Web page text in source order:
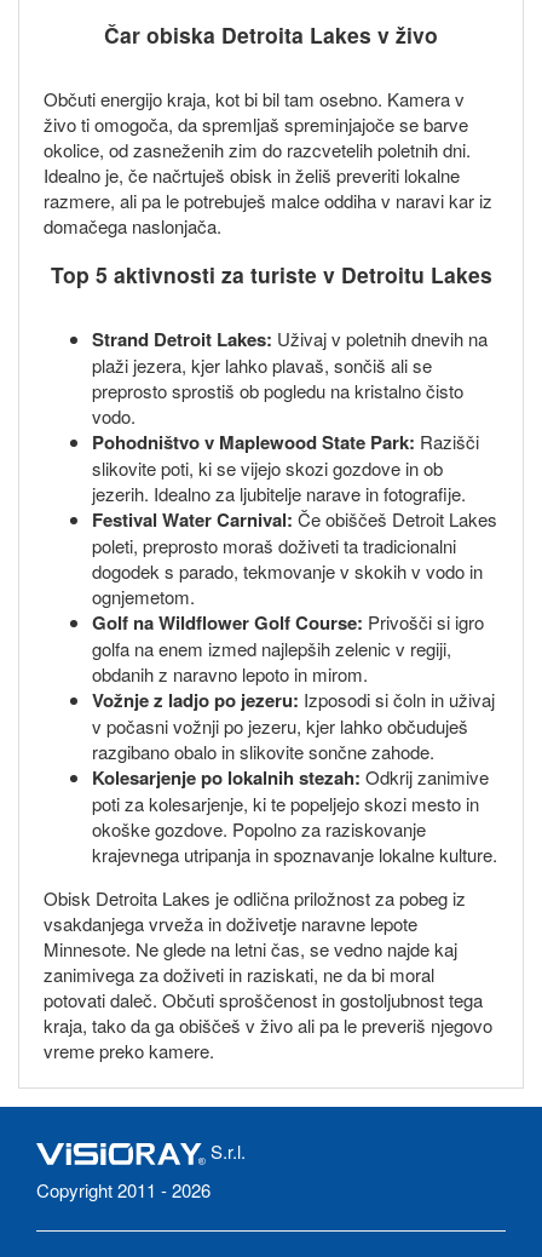
Čar obiska Detroita Lakes v živo
Občuti energijo kraja, kot bi bil tam osebno. Kamera v
živo ti omogoča, da spremljaš spreminjajoče se barve
okolice, od zasneženih zim do razcvetelih poletnih dni.
Idealno je, če načrtuješ obisk in želiš preveriti lokalne
razmere, ali pa le potrebuješ malce oddiha v naravi kar iz
domačega naslonjača.
Top 5 aktivnosti za turiste v Detroitu Lakes
Strand Detroit Lakes: Uživaj v poletnih dnevih na
plaži jezera, kjer lahko plavaš, sončiš ali se
preprosto sprostiš ob pogledu na kristalno čisto
vodo.
Pohodništvo v Maplewood State Park: Razišči
slikovite poti, ki se vijejo skozi gozdove in ob
jezerih. Idealno za ljubitelje narave in fotografije.
Festival Water Carnival: Če obiščeš Detroit Lakes
poleti, preprosto moraš doživeti ta tradicionalni
dogodek s parado, tekmovanje v skokih v vodo in
ognjemetom.
Golf na Wildflower Golf Course: Privošči si igro
golfa na enem izmed najlepših zelenic v regiji,
obdanih z naravno lepoto in mirom.
Vožnje z ladjo po jezeru: Izposodi si čoln in uživaj
v počasni vožnji po jezeru, kjer lahko občuduješ
razgibano obalo in slikovite sončne zahode.
Kolesarjenje po lokalnih stezah: Odkrij zanimive
poti za kolesarjenje, ki te popeljejo skozi mesto in
okoške gozdove. Popolno za raziskovanje
krajevnega utripanja in spoznavanje lokalne kulture.
Obisk Detroita Lakes je odlična priložnost za pobeg iz
vsakdanjega vrveža in doživetje naravne lepote
Minnesote. Ne glede na letni čas, se vedno najde kaj
zanimivega za doživeti in raziskati, ne da bi moral
potovati daleč. Občuti sproščenost in gostoljubnost tega
kraja, tako da ga obiščeš v živo ali pa le preveriš njegovo
vreme preko kamere.
S.r.l.
Copyright 2011 - 2026